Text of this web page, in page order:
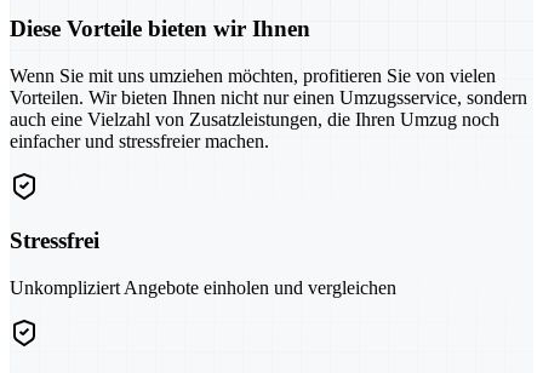
Diese Vorteile bieten wir Ihnen
Wenn Sie mit uns umziehen möchten, profitieren Sie von vielen
Vorteilen. Wir bieten Ihnen nicht nur einen Umzugsservice, sondern
auch eine Vielzahl von Zusatzleistungen, die Ihren Umzug noch
einfacher und stressfreier machen.
Stressfrei
Unkompliziert Angebote einholen und vergleichen